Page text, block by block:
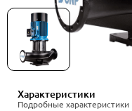
Характеристики
Подробные характеристики